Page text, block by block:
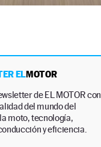
ELMOTOR
de EL MOTOR con
del mundo del
moto, tecnología,
y eficiencia.